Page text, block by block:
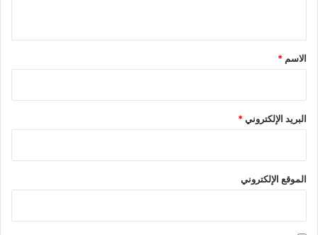
*
الاسم *
البريد الإلكتروني*
الموقع الإلكتروني